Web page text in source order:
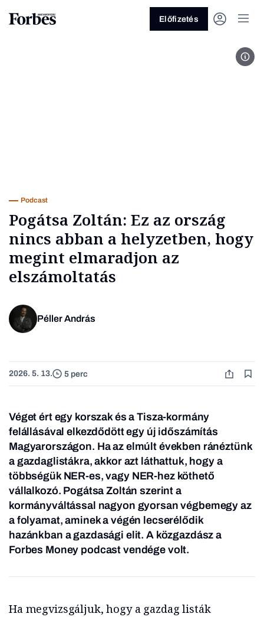
Előfizetés
Podcast
Pogátsa Zoltán: Ez az ország
nincs abban a helyzetben, hogy
megint elmaradjon az
elszámoltatás
Péller András
2026. 5. 13. 5 perc
Véget ért egy korszak és a Tisza-kormány
felállásával elkezdődött egy új időszámítás
Magyarországon. Ha az elmúlt években ránéztünk
a gazdaglistákra, akkor azt láthattuk, hogy a
többségük NER-es, vagy NER-hez köthető
vállalkozó. Pogátsa Zoltán szerint a
kormányváltással nagyon gyorsan végbemegy az
a folyamat, aminek a végén lecserélődik
hazánkban a gazdasági elit. A közgazdász a
Forbes Money podcast vendége volt.
Ha megvizsgáljuk, hogy a gazdag listák